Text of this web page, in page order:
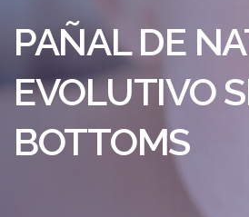
PAÑAL DE
EVOLUTIVO
BOTTOMS